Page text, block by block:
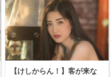
【けしからん！】客が来な